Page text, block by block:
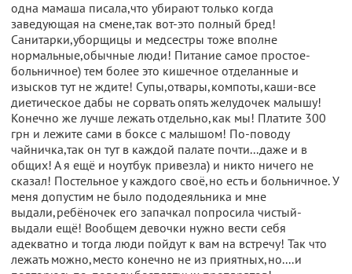
одна мамаша писала,что убирают только когда
заведующая на смене,так вот-это полный бред!
Санитарки,уборщицы и медсестры тоже вполне
нормальные,обычные люди! Питание самое простое-
больничное) тем более это кишечное отделанные и
изысков тут не ждите! Супы,отвары,компоты,каши-все
диетическое дабы не сорвать опять желудочек малышу!
Конечно же лучше лежать отдельно,как мы! Платите 300
грн и лежите сами в боксе с малышом! По-поводу
чайничка,так он тут в каждой палате почти...даже и в
общих! А я ещё и ноутбук привезла) и никто ничего не
сказал! Постельное у каждого своё,но есть и больничное. У
меня допустим не было пододеяльника и мне
выдали,ребёночек его запачкал попросила чистый-
выдали ещё! Вообщем девочки нужно вести себя
адекватно и тогда люди пойдут к вам на встречу! Так что
лежать можно,место конечно не из приятных,но....и